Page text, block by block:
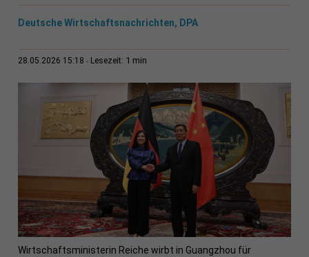
Deutsche Wirtschaftsnachrichten, DPA
28.05.2026 15:18 Lesezeit: 1 min
Wirtschaftsministerin Reiche wirbt in Guangzhou für